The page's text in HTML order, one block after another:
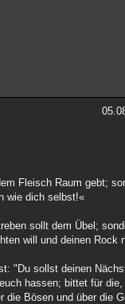
Fleisch Raum gebt;
wie dich selbst!«
sollt dem Übel;
will und deinen Rock
"Du sollst deinen
hassen; bittet für
die Bösen und über die